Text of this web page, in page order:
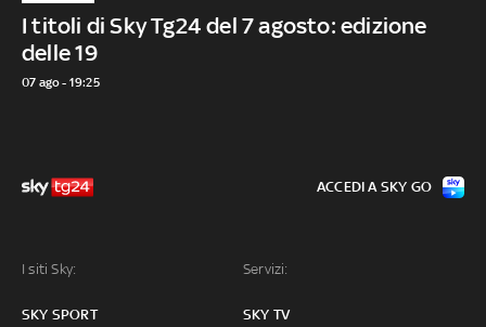
I titoli di Sky Tg24 del 7 agosto: edizione
delle 19
07 ago - 19:25
I siti Sky:
SKY SPORT
Servizi:
SKY TV
ACCEDI A SKY GO